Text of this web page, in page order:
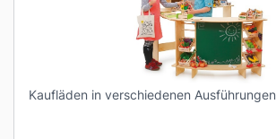
Kaufläden in verschiedenen Ausführungen